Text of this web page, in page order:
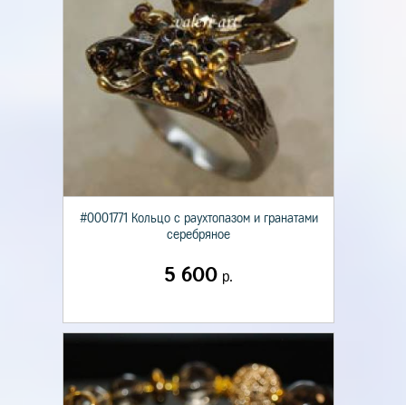
#0001771 Кольцо с раухтопазом и гранатами
серебряное
5 600 р.